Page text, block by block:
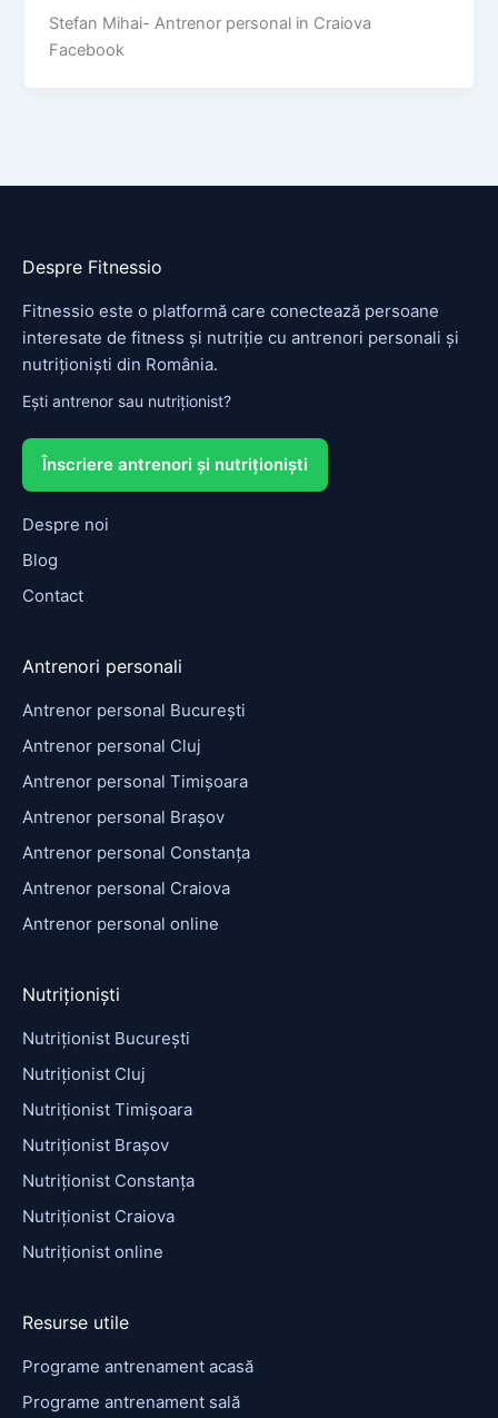
Stefan Mihai- Antrenor personal in Craiova
Facebook
Despre Fitnessio
Fitnessio este o platformă care conectează persoane
interesate de fitness și nutriție cu antrenori personali și
nutriționiști din România.
Ești antrenor sau nutriționist?
Înscriere antrenori și nutriționiști
Despre noi
Blog
Contact
Antrenori personali
Antrenor personal București
Antrenor personal Cluj
Antrenor personal Timișoara
Antrenor personal Brașov
Antrenor personal Constanța
Antrenor personal Craiova
Antrenor personal online
Nutriționiști
Nutriționist București
Nutriționist Cluj
Nutriționist Timișoara
Nutriționist Brașov
Nutriționist Constanța
Nutriționist Craiova
Nutriționist online
Resurse utile
Programe antrenament acasă
Programe antrenament sală